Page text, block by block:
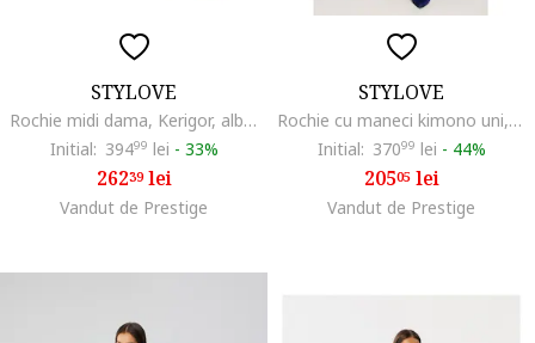
STYLOVE
Rochie midi dama, Kerigor, albastru de floarea de colt, Albastru inchis
Initial: 39499 lei - 33%
26239lei
Vandut de Prestige
STYLOVE
Rochie cu maneci kimono uni, Albastru inchis
Initial: 37099 lei - 44%
20505lei
Vandut de Prestige